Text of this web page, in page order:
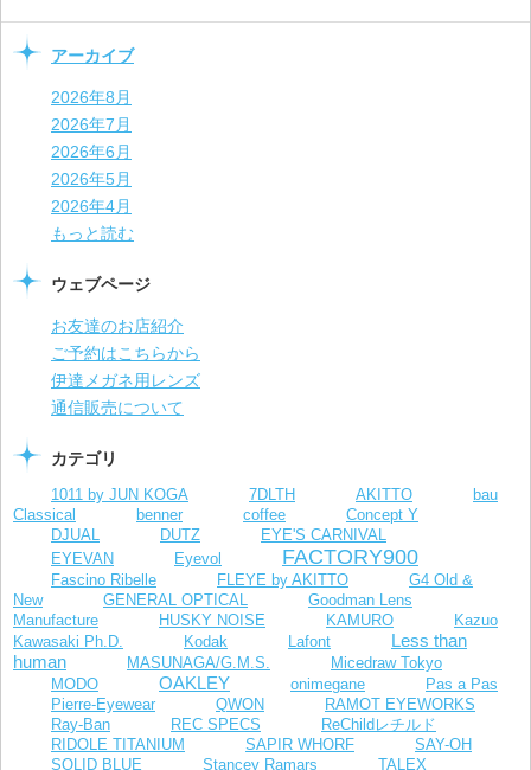
アーカイブ
2026年8月
2026年7月
2026年6月
2026年5月
2026年4月
もっと読む
ウェブページ
お友達のお店紹介
ご予約はこちらから
伊達メガネ用レンズ
通信販売について
カテゴリ
1011 by JUN KOGA 7DLTH AKITTO
bau
Classical
benner coffee Concept Y
DJUAL DUTZ
EYE'S CARNIVAL
EYEVAN
Eyevol FACTORY900
Fascino Ribelle FLEYE by AKITTO
G4 Old &
New
GENERAL OPTICAL
Goodman Lens
Manufacture
HUSKY NOISE KAMURO
Kazuo
Kawasaki Ph.D.
Kodak Lafont
Less than
human
MASUNAGA/G.M.S.
Micedraw Tokyo
MODO
OAKLEY onimegane
Pas a Pas
Pierre-Eyewear
QWON
RAMOT EYEWORKS
Ray-Ban
REC SPECS
ReChildレチルド
RIDOLE TITANIUM
SAPIR WHORF
SAY-OH
SOLID BLUE
Stancey Ramars TALEX